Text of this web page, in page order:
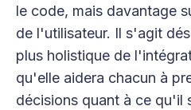
le code, mais davantage
de l'utilisateur. Il s'agit
plus holistique de
qu'elle aidera chacun à
décisions quant à ce qu'il